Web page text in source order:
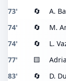
73' 🔄 A.
74' 🔄 M.
74' 🔄 L.
77' 🟨
83' 🔄 D.